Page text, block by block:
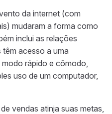
da internet (com
mudaram a forma como
inclui as relações
acesso a uma
rápido e cômodo,
uso de um computador,
vendas atinja suas metas,